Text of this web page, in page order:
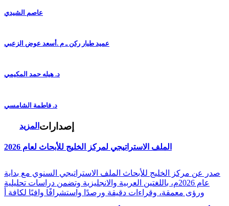
عاصم الشيدي
عميد طيار ركن ـ م .أسعد عوض الزعبي
د. هيله حمد المكيمي
د. فاطمة الشامسي
المزيد إصدارات
الملف الاستراتيجي لمركز الخليج للأبحاث لعام 2026
صدر عن مركز الخليج للأبحاث الملف الاستراتيجي السنوي مع بداية
عام 2026م، باللغتين العربية والانجليزية وتضمن دراسات تحليلية
ورؤى معمقة، وقراءات دقيقة ورصدًا واستشرافًا وافيًا لكافة أ